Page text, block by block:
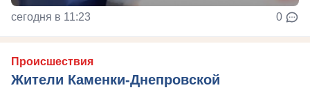
сегодня в 11:23 0
Происшествия
Жители Каменки-Днепровской